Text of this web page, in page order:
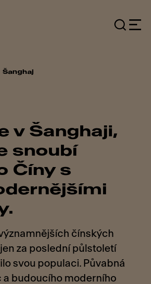
Šanghaj
v Šanghaji,
snoubí
Číny s
čínských
za poslední půlstoletí
svou populaci. Půvabná
a budoucího moderního